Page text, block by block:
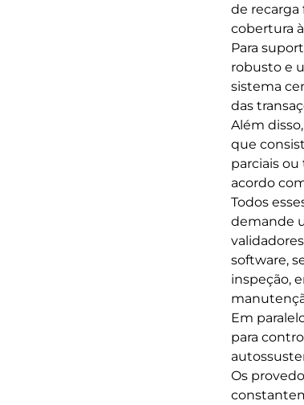
de recarga
cobertura
Para
robusto e
sistema
das
Além
que
parciais
acordo
Todos
demande
software,
inspeção,
Em
para
Os